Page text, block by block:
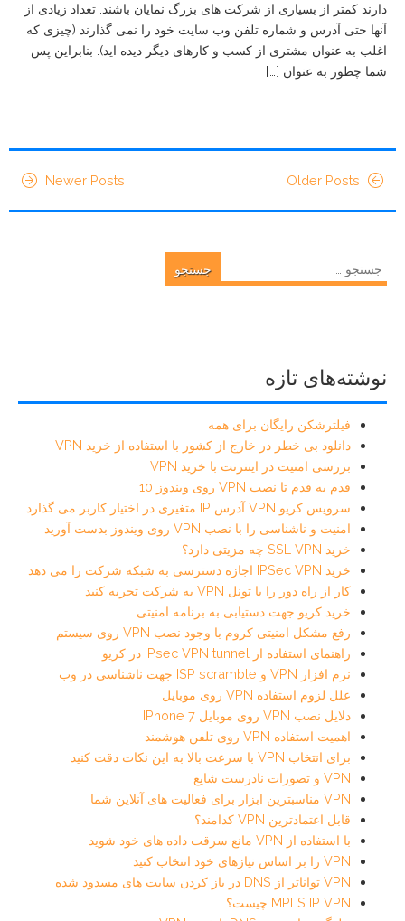
دارند کمتر از بسیاری از شرکت های بزرگ نمایان باشند. تعداد زیادی از
آنها حتی آدرس و شماره تلفن وب سایت خود را نمی گذارند (چیزی که
اغلب به عنوان مشتری از کسب و کارهای دیگر دیده اید). بنابراین پس
شما چطور به عنوان […]
Older Posts
Newer Posts
برای:
نوشته‌های تازه
فیلترشکن رایگان برای همه
دانلود بی خطر در خارج از کشور با استفاده از خرید VPN
بررسی امنیت در اینترنت با خرید VPN
قدم به قدم تا نصب VPN روی ویندوز 10
سرویس کریو VPN آدرس IP متغیری در اختیار کاربر می گذارد
امنیت و ناشناسی را با نصب VPN روی ویندوز بدست آورید
خرید SSL VPN چه مزیتی دارد؟
خرید IPSec VPN اجازه دسترسی به شبکه شرکت را می دهد
کار از راه دور را با تونل VPN به شرکت تجربه کنید
خرید کریو جهت دستیابی به برنامه امنیتی
رفع مشکل امنیتی کروم با وجود نصب VPN روی سیستم
راهنمای استفاده از IPsec VPN tunnel در کریو
نرم افزار VPN و ISP scramble جهت ناشناسی در وب
علل لزوم استفاده VPN روی موبایل
دلایل نصب VPN روی موبایل IPhone 7
اهمیت استفاده VPN روی تلفن هوشمند
برای انتخاب VPN با سرعت بالا به این نکات دقت کنید
VPN و تصورات نادرست شایع
VPN مناسبترین ابزار برای فعالیت های آنلاین شما
قابل اعتمادترین VPN کدامند؟
با استفاده از VPN مانع سرقت داده های خود شوید
VPN را بر اساس نیازهای خود انتخاب کنید
VPN تواناتر از DNS در باز کردن سایت های مسدود شده
MPLS IP VPN چیست؟